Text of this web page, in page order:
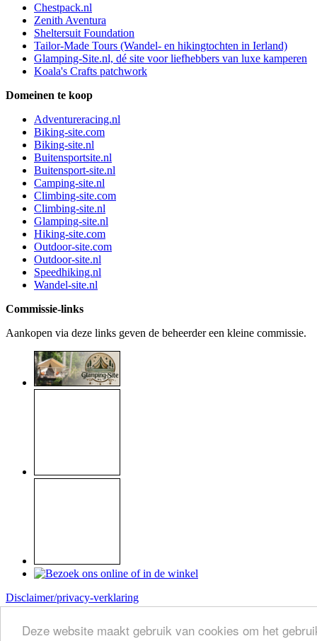
Deze website maakt gebruik van cookies om het
Chestpack.nl
Zenith Aventura
Sheltersuit Foundation
Tailor-Made Tours (Wandel- en hikingtochten in Ierland)
Glamping-Site.nl, dé site voor liefhebbers van luxe kamperen
Koala's Crafts patchwork
Domeinen te koop
Adventureracing.nl
Biking-site.com
Biking-site.nl
Buitensportsite.nl
Buitensport-site.nl
Camping-site.nl
Climbing-site.com
Climbing-site.nl
Glamping-site.nl
Hiking-site.com
Outdoor-site.com
Outdoor-site.nl
Speedhiking.nl
Wandel-site.nl
Commissie-links
Aankopen via deze links geven de beheerder een kleine commissie.
Disclaimer/privacy-verklaring
Site made byKoome-webservice